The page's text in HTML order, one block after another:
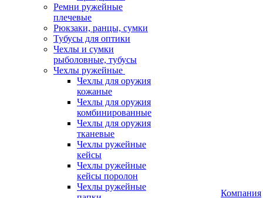
Ремни ружейные
плечевые
Рюкзаки, ранцы, сумки
Тубусы для оптики
Чехлы и сумки
рыболовные, тубусы
Чехлы ружейные
Чехлы для оружия
кожаные
Чехлы для оружия
комбинированные
Чехлы для оружия
тканевые
Чехлы ружейные
кейсы
Чехлы ружейные
кейсы поролон
Чехлы ружейные
Компания